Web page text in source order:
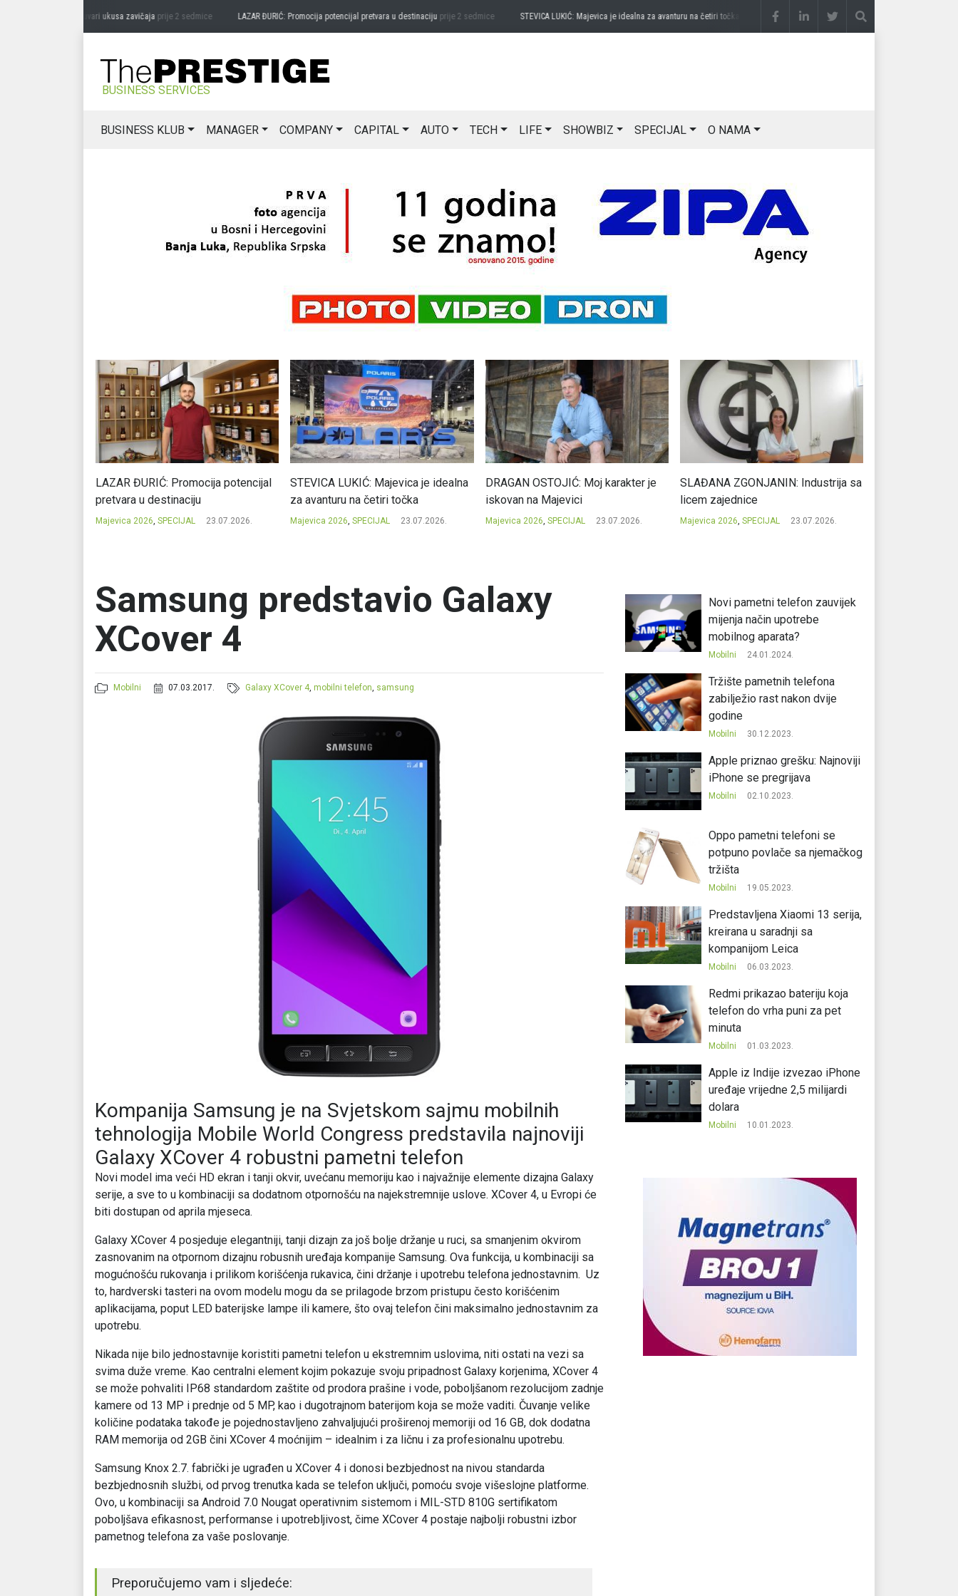
MIĆANOVIĆ: Čuvari ukusa zavičajaprije 2 sedmice LAZAR ĐURIĆ: Promocija potencijal pretvara u destinacijuprije 2 sedmice STEVICA LUKIĆ: Majevica je idealna za avanturu na četiri točkaprije 2 sedmice DRAGAN OSTOJIĆ: Moj karakter je
BUSINESS SERVICES
BUSINESS KLUB MANAGER COMPANY CAPITAL AUTO TECH LIFE SHOWBIZ SPECIJAL O NAMA
LAZAR ĐURIĆ: Promocija potencijal
pretvara u destinaciju
Majevica 2026, SPECIJAL 23.07.2026.
STEVICA LUKIĆ: Majevica je idealna
za avanturu na četiri točka
Majevica 2026, SPECIJAL 23.07.2026.
DRAGAN OSTOJIĆ: Moj karakter je
iskovan na Majevici
Majevica 2026, SPECIJAL 23.07.2026.
SLAĐANA ZGONJANIN: Industrija sa
licem zajednice
Majevica 2026, SPECIJAL 23.07.2026.
Samsung predstavio Galaxy
XCover 4
Mobilni 07.03.2017. Galaxy XCover 4,mobilni telefon, samsung
Kompanija Samsung je na Svjetskom sajmu mobilnih
tehnologija Mobile World Congress predstavila najnoviji
Galaxy XCover 4 robustni pametni telefon
Novi model ima veći HD ekran i tanji okvir, uvećanu memoriju kao i najvažnije elemente dizajna Galaxy
serije, a sve to u kombinaciji sa dodatnom otpornošću na najekstremnije uslove. XCover 4, u Evropi će
biti dostupan od aprila mjeseca.
Galaxy XCover 4 posjeduje elegantniji, tanji dizajn za još bolje držanje u ruci, sa smanjenim okvirom
zasnovanim na otpornom dizajnu robusnih uređaja kompanije Samsung. Ova funkcija, u kombinaciji sa
mogućnošću rukovanja i prilikom korišćenja rukavica, čini držanje i upotrebu telefona jednostavnim. Uz
to, hardverski tasteri na ovom modelu mogu da se prilagode brzom pristupu često korišćenim
aplikacijama, poput LED baterijske lampe ili kamere, što ovaj telefon čini maksimalno jednostavnim za
upotrebu.
Nikada nije bilo jednostavnije koristiti pametni telefon u ekstremnim uslovima, niti ostati na vezi sa
svima duže vreme. Kao centralni element kojim pokazuje svoju pripadnost Galaxy korjenima, XCover 4
se može pohvaliti IP68 standardom zaštite od prodora prašine i vode, poboljšanom rezolucijom zadnje
kamere od 13 MP i prednje od 5 MP, kao i dugotrajnom baterijom koja se može vaditi. Čuvanje velike
količine podataka takođe je pojednostavljeno zahvaljujući proširenoj memoriji od 16 GB, dok dodatna
RAM memorija od 2GB čini XCover 4 moćnijim – idealnim i za ličnu i za profesionalnu upotrebu.
Samsung Knox 2.7. fabrički je ugrađen u XCover 4 i donosi bezbjednost na nivou standarda
bezbjednosnih službi, od prvog trenutka kada se telefon uključi, pomoću svoje višeslojne platforme.
Ovo, u kombinaciji sa Android 7.0 Nougat operativnim sistemom i MIL-STD 810G sertifikatom
poboljšava efikasnost, performanse i upotrebljivost, čime XCover 4 postaje najbolji robustni izbor
pametnog telefona za vaše poslovanje.
Preporučujemo vam i sljedeće:
Novi pametni telefon zauvijek
mijenja način upotrebe
mobilnog aparata?
Mobilni 24.01.2024.
Tržište pametnih telefona
zabilježio rast nakon dvije
godine
Mobilni 30.12.2023.
Apple priznao grešku: Najnoviji
iPhone se pregrijava
Mobilni 02.10.2023.
Oppo pametni telefoni se
potpuno povlače sa njemačkog
tržišta
Mobilni 19.05.2023.
Predstavljena Xiaomi 13 serija,
kreirana u saradnji sa
kompanijom Leica
Mobilni 06.03.2023.
Redmi prikazao bateriju koja
telefon do vrha puni za pet
minuta
Mobilni 01.03.2023.
Apple iz Indije izvezao iPhone
uređaje vrijedne 2,5 milijardi
dolara
Mobilni 10.01.2023.